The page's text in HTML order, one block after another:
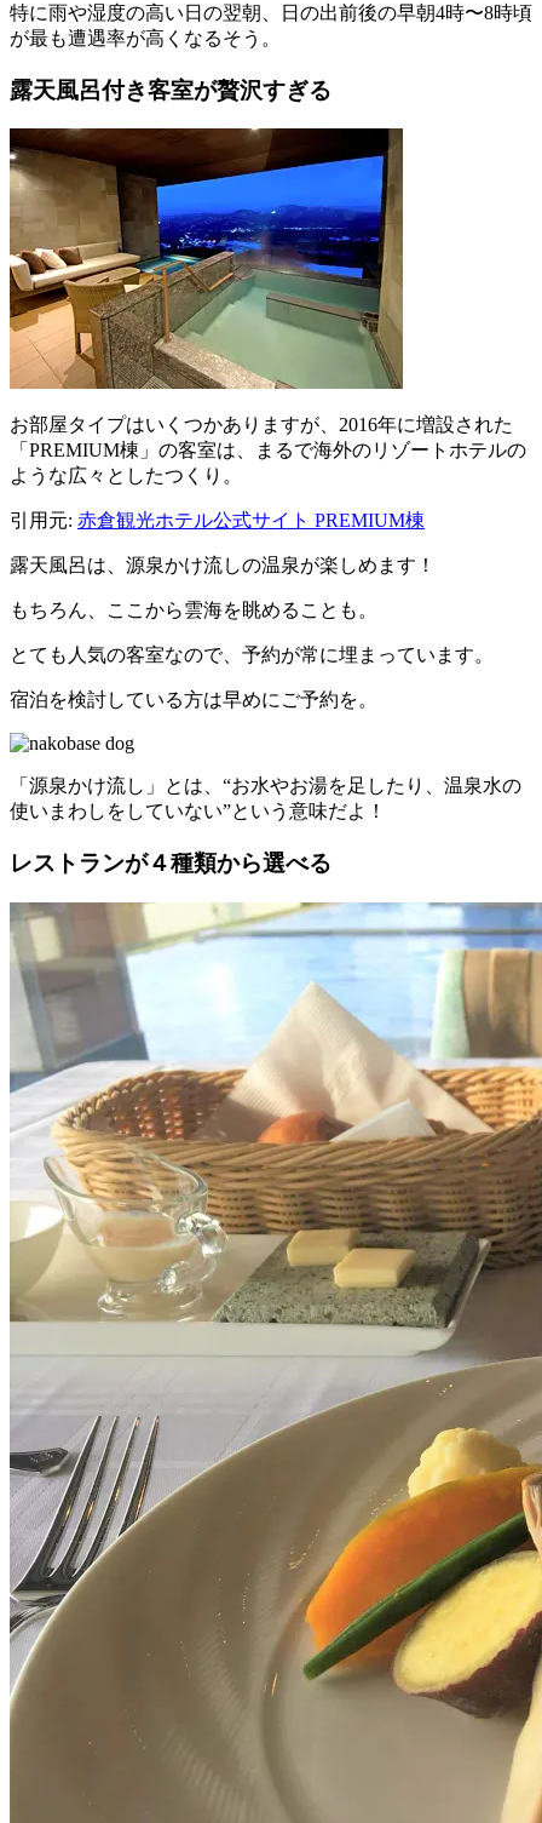
特に雨や湿度の高い日の翌朝、日の出前後の早朝4時〜8時頃
が最も遭遇率が高くなるそう。
露天風呂付き客室が贅沢すぎる
お部屋タイプはいくつかありますが、2016年に増設された
「PREMIUM棟」の客室は、まるで海外のリゾートホテルの
ような広々としたつくり。
引用元: 赤倉観光ホテル公式サイト PREMIUM棟
露天風呂は、源泉かけ流しの温泉が楽しめます！
もちろん、ここから雲海を眺めることも。
とても人気の客室なので、予約が常に埋まっています。
宿泊を検討している方は早めにご予約を。
「源泉かけ流し」とは、“お水やお湯を足したり、温泉水の
使いまわしをしていない”という意味だよ！
レストランが４種類から選べる